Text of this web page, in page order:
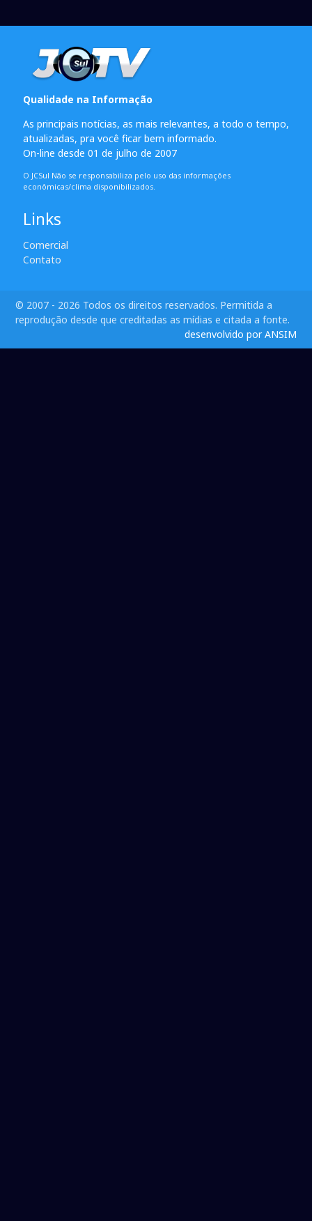
Qualidade na Informação
As principais notícias, as mais relevantes, a todo o tempo,
atualizadas, pra você ficar bem informado.
On-line desde 01 de julho de 2007
O JCSul Não se responsabiliza pelo uso das informações
econômicas/clima disponibilizados.
Links
Comercial
Contato
© 2007 - 2026 Todos os direitos reservados. Permitida a
reprodução desde que creditadas as mídias e citada a fonte.
desenvolvido por ANSIM